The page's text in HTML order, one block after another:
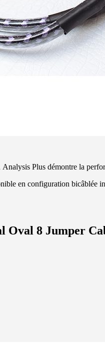
Plus démontre la
en configuration bicâblée
Oval 8 Jumper